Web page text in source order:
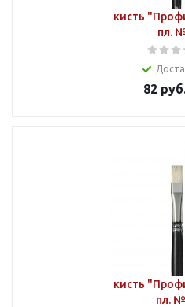
кисть
пл.
82
кисть
пл.